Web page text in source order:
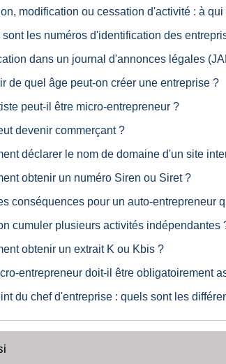
modification ou cessation d'activité : à
sont les numéros d'identification des
dans un journal d'annonces légales
de quel âge peut-on créer une entreprise ?
peut-il être micro-entrepreneur ?
devenir commerçant ?
déclarer le nom de domaine d'un site
obtenir un numéro Siren ou Siret ?
conséquences pour un auto-entrepreneur
cumuler plusieurs activités indépendantes
obtenir un extrait K ou Kbis ?
entrepreneur doit-il être obligatoirement
du chef d'entreprise : quels sont les